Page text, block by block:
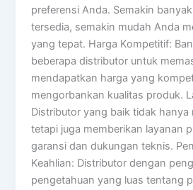
preferensi Anda. Semakin
tersedia, semakin mudah Anda
yang tepat. Harga Kompetitif:
beberapa distributor untuk
mendapatkan harga yang
mengorbankan kualitas produk.
Distributor yang baik tidak hanya
tetapi juga memberikan layanan
garansi dan dukungan teknis.
Keahlian: Distributor dengan
pengetahuan yang luas tentang